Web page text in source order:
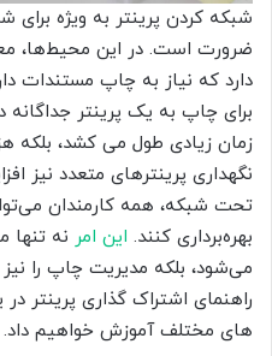
شبکه کردن پرینتر به ویژه
ضرورت است. در این محیط‌ها،
دارد که نیاز به چاپ مستندات
برای چاپ به یک پرینتر
زمان زیادی طول می کشد، بلکه
نگهداری پرینترهای متعدد نیز
تحت شبکه، همه کارمندان
بهره‌برداری کنند. این امر نه
می‌شود، بلکه مدیریت چاپ را
راهنمای اشتراک گذاری پرینتر
های مختلف آموزش خواهیم داد.